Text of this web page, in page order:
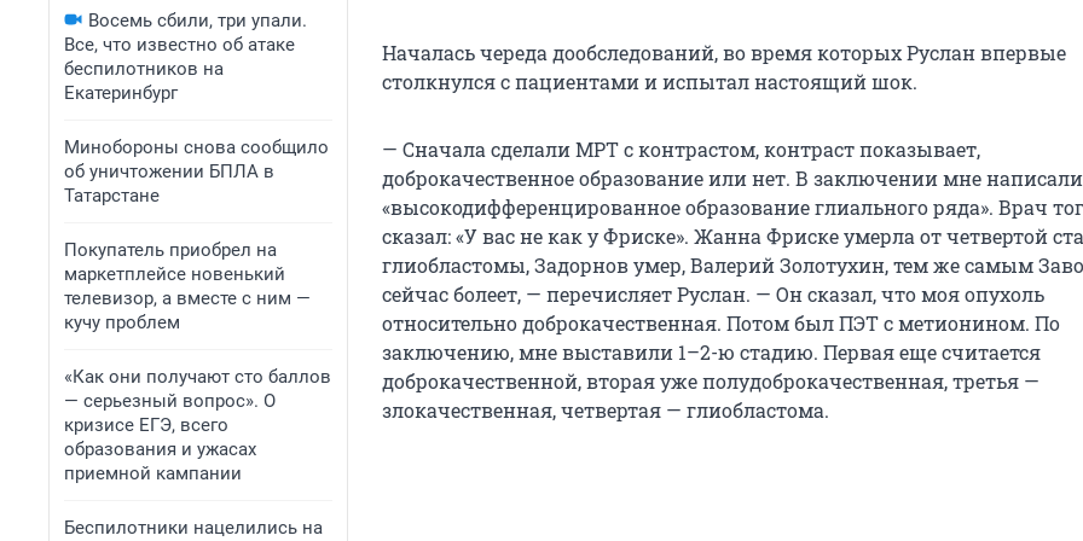
Восемь сбили, три упали.
Все, что известно об атаке
беспилотников на
Екатеринбург
Минобороны снова сообщило
об уничтожении БПЛА в
Татарстане
Покупатель приобрел на
маркетплейсе новенький
телевизор, а вместе с ним —
кучу проблем
«Как они получают сто баллов
— серьезный вопрос». О
кризисе ЕГЭ, всего
образования и ужасах
приемной кампании
Беспилотники нацелились на
Началась череда дообследований, во время которых Руслан впервые
столкнулся с пациентами и испытал настоящий шок.
— Сначала сделали МРТ с контрастом, контраст показывает,
доброкачественное образование или нет. В заключении мне
«высокодифференцированное образование глиального ряда». Врач
сказал: «У вас не как у Фриске». Жанна Фриске умерла от четвертой
глиобластомы, Задорнов умер, Валерий Золотухин, тем же самым
сейчас болеет, — перечисляет Руслан. — Он сказал, что моя опухоль
относительно доброкачественная. Потом был ПЭТ с метионином. По
заключению, мне выставили 1–2-ю стадию. Первая еще считается
доброкачественной, вторая уже полудоброкачественная, третья —
злокачественная, четвертая — глиобластома.